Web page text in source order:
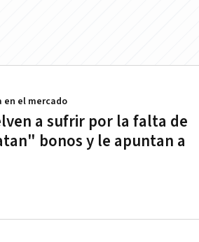
a sufrir por la falta de
bonos y le apuntan a
en el mercado